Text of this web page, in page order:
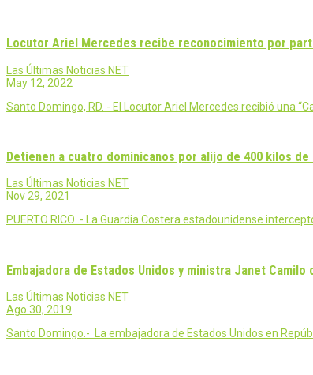
Locutor Ariel Mercedes recibe reconocimiento por
Las Últimas Noticias NET
May 12, 2022
Santo Domingo, RD. - El Locutor Ariel Mercedes recibió una
Detienen a cuatro dominicanos por alijo de 400 kilos
Las Últimas Noticias NET
Nov 29, 2021
PUERTO RICO .- La Guardia Costera estadounidense
Embajadora de Estados Unidos y ministra Janet
Las Últimas Noticias NET
Ago 30, 2019
Santo Domingo.- La embajadora de Estados Unidos en